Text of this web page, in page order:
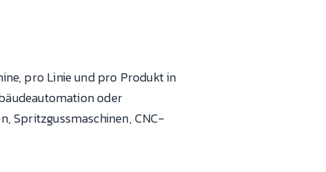
pro Linie und pro Produkt in
oder
Spritzgussmaschinen, CNC-